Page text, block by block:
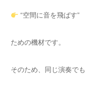
“空間に音を飛ばす”
ための機材です。
そのため、同じ演奏でも